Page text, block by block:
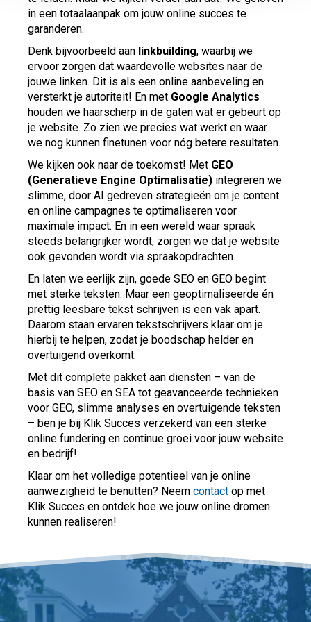
in een totaalaanpak om jouw online succes te
garanderen.
Denk bijvoorbeeld aan linkbuilding, waarbij we
ervoor zorgen dat waardevolle websites naar de
jouwe linken. Dit is als een online aanbeveling en
versterkt je autoriteit! En met Google Analytics
houden we haarscherp in de gaten wat er gebeurt op
je website. Zo zien we precies wat werkt en waar
we nog kunnen finetunen voor nóg betere resultaten.
We kijken ook naar de toekomst! Met GEO
(Generatieve Engine Optimalisatie) integreren we
slimme, door AI gedreven strategieën om je content
en online campagnes te optimaliseren voor
maximale impact. En in een wereld waar spraak
steeds belangrijker wordt, zorgen we dat je website
ook gevonden wordt via spraakopdrachten.
En laten we eerlijk zijn, goede SEO en GEO begint
met sterke teksten. Maar een geoptimaliseerde én
prettig leesbare tekst schrijven is een vak apart.
Daarom staan ervaren tekstschrijvers klaar om je
hierbij te helpen, zodat je boodschap helder en
overtuigend overkomt.
Met dit complete pakket aan diensten – van de
basis van SEO en SEA tot geavanceerde technieken
voor GEO, slimme analyses en overtuigende teksten
– ben je bij Klik Succes verzekerd van een sterke
online fundering en continue groei voor jouw website
en bedrijf!
Klaar om het volledige potentieel van je online
aanwezigheid te benutten? Neem contact op met
Klik Succes en ontdek hoe we jouw online dromen
kunnen realiseren!